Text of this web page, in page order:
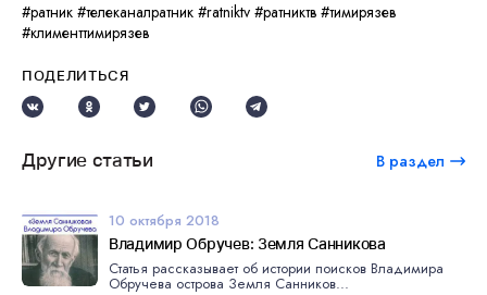
#ратник #телеканалратник #ratniktv #ратниктв #тимирязев
#клименттимирязев
ПОДЕЛИТЬСЯ
Другие статьи В раздел
10 октября 2018
Владимир Обручев: Земля Санникова
Статья рассказывает об истории поисков Владимира
Обручева острова Земля Санников...